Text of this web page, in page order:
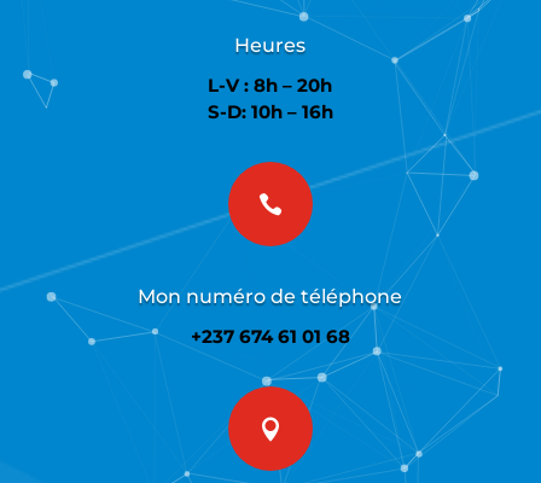
Heures
L-V : 8h – 20h
S-D: 10h – 16h

Mon numéro de téléphone
+237 674 61 01 68
